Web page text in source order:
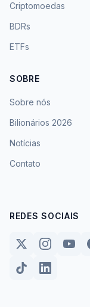
Criptomoedas
BDRs
ETFs
SOBRE
Sobre nós
Bilionários 2026
Notícias
Contato
REDES SOCIAIS